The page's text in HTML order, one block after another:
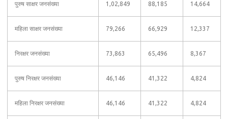
पुरुष साक्षर जनसंख्या 1,02,849 88,185 14,664
महिला साक्षर जनसंख्या 79,266 66,929 12,337
निरक्षर जनसंख्या 73,863 65,496 8,367
पुरुष निरक्षर जनसंख्या 46,146 41,322 4,824
महिला निरक्षर जनसंख्या 46,146 41,322 4,824